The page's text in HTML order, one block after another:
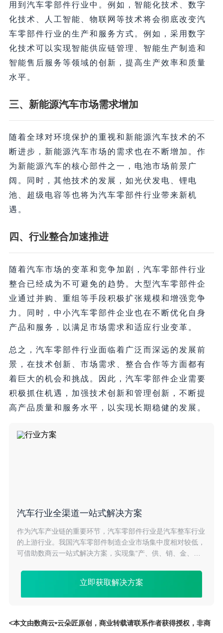
用到汽车零部件行业中。例如，智能化技术、数字
化技术、人工智能、物联网等技术将会彻底改变汽
车零部件行业的生产和服务方式。例如，采用数字
化技术可以实现智能供应链管理、智能生产制造和
智能售后服务等领域的创新，提高生产效率和质量
水平。
三、新能源汽车市场需求增加
随着全球对环境保护的重视和新能源汽车技术的不
断进步，新能源汽车市场的需求也在不断增加。作
为新能源汽车的核心部件之一，电池市场前景广
阔。同时，其他技术的发展，如光伏发电、锂电
池、超级电容等也将为汽车零部件行业带来新机
遇。
四、行业整合加速推进
随着汽车市场的变革和竞争加剧，汽车零部件行业
整合已经成为不可避免的趋势。大型汽车零部件企
业通过并购、重组等手段积极扩张规模和增强竞争
力。同时，中小汽车零部件企业也在不断优化自身
产品和服务，以满足市场需求和适应行业变革。
总之，汽车零部件行业面临着广泛而深远的发展前
景，在技术创新、市场需求、整合合作等方面都有
着巨大的机会和挑战。因此，汽车零部件企业需要
积极抓住机遇，加强技术创新和管理创新，不断提
高产品质量和服务水平，以实现长期稳健的发展。
汽车行业全渠道一站式解决方案
作为汽车产业链的重要环节，汽车零部件行业是汽车整车行业
的上游行业。我国汽车零部件制造企业市场集中度相对较低，
可借助数商云一站式解决方案，实现集“产、供、销、金、
级提供强劲新动力。
立即获取解决方案
<本文由数商云•云朵匠原创，商业转载请联系作者获得授权，非商